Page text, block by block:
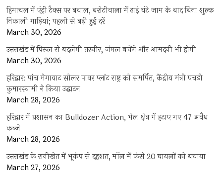
हिमाचल में एंट्री टैक्स पर बवाल, बरोटीवाला में ढाई घंटे जाम के बाद बिना शुल्क
निकाली गाड़ियां; पहली से बढ़ी हुई दरें
March 30, 2026
उत्तराखंड में पिरुल से बदलेगी तस्वीर, जंगल बचेंगे और आमदनी भी होगी
March 30, 2026
हरिद्वार: पांच मेगावाट सोलर पावर प्लांट राष्ट्र को समर्पित, केंद्रीय मंत्री एचडी
कुमारस्वामी ने किया उद्घाटन
March 28, 2026
हरिद्वार में प्रशासन का Bulldozer Action, भेल क्षेत्र में हटाए गए 47 अवैध
कब्जे
March 28, 2026
उत्तराखंड के रानीखेत में भूकंप से दहशत, मॉल में फंसे 20 घायलों को बचाया
March 27, 2026